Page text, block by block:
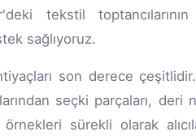
tekstil
sağlıyoruz.
son derece
seçki parçaları, deri
sürekli olarak